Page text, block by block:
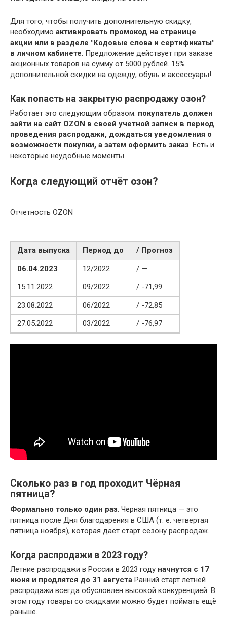
Для того, чтобы получить дополнительную скидку,
необходимо активировать промокод на странице
акции или в разделе "Кодовые слова и сертификаты"
в личном кабинете. Предложение действует при заказе
акционных товаров на сумму от 5000 рублей. 15%
дополнительной скидки на одежду, обувь и аксессуары!
Как попасть на закрытую распродажу озон?
Работает это следующим образом: покупатель должен
зайти на сайт OZON в своей учетной записи в период
проведения распродажи, дождаться уведомления о
возможности покупки, а затем оформить заказ. Есть и
некоторые неудобные моменты.
Когда следующий отчёт озон?
Отчетность OZON
Дата выпуска Период до
/ Прогноз
06.04.2023
12/2022
/ —
15.11.2022
09/2022
/ -71,99
23.08.2022
06/2022
/ -72,85
27.05.2022
03/2022 / -76,97
Сколько раз в год проходит Чёрная
пятница?
Формально только один раз. Черная пятница — это
пятница после Дня благодарения в США (т. е. четвертая
пятница ноября), которая дает старт сезону распродаж.
Когда распродажи в 2023 году?
Летние распродажи в России в 2023 году начнутся с 17
июня и продлятся до 31 августа Ранний старт летней
распродажи всегда обусловлен высокой конкуренцией. В
этом году товары со скидками можно будет поймать ещё
раньше.